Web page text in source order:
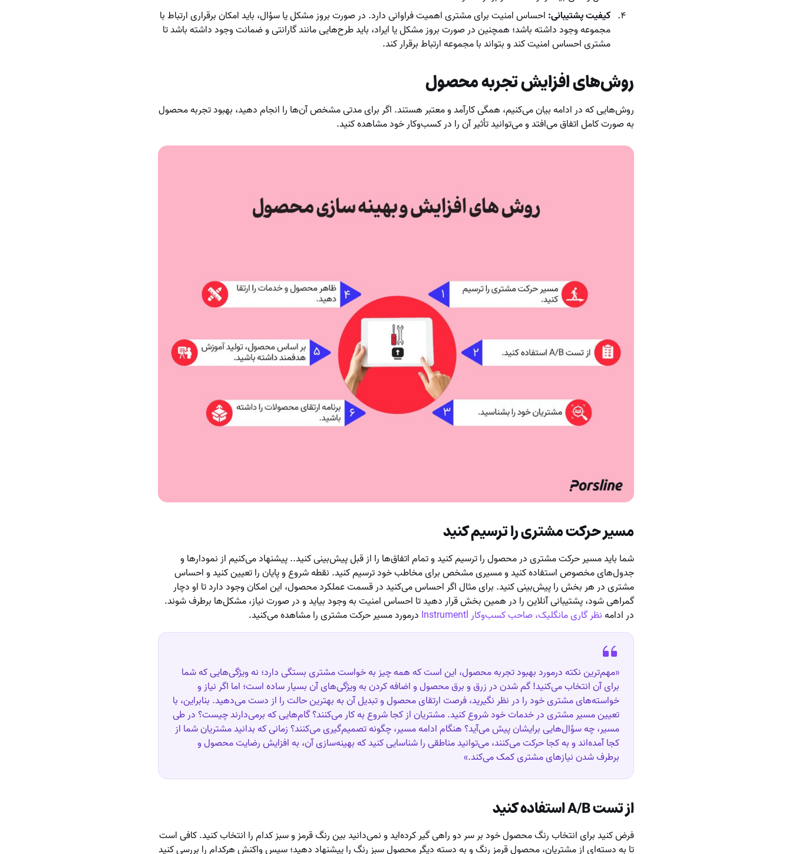
کیفیت پشتیبانی: احساس امنیت برای مشتری اهمیت فراوانی دارد. در صورت بروز مشکل یا سؤال، باید امکان برقراری ارتباط با
مجموعه وجود داشته باشد؛ همچنین در صورت بروز مشکل یا ایراد، باید طرح‌هایی مانند گارانتی و ضمانت وجود داشته باشد تا
مشتری احساس امنیت کند و بتواند با مجموعه ارتباط برقرار کند.
روش‌های افزایش تجربه محصول
روش‌هایی که در ادامه بیان می‌کنیم، همگی کارآمد و معتبر هستند. اگر برای مدتی مشخص آن‌ها را انجام دهید، بهبود تجربه محصول
به صورت کامل اتفاق می‌افتد و می‌توانید تأثیر آن را در کسب‌وکار خود مشاهده کنید.
مسیر حرکت مشتری را ترسیم کنید
شما باید مسیر حرکت مشتری در محصول را ترسیم کنید و تمام اتفاق‌ها را از قبل پیش‌بینی کنید.. پیشنهاد می‌کنیم از نمودار‌ها و
جدول‌های مخصوص استفاده کنید و مسیری مشخص برای مخاطب خود ترسیم کنید. نقطه شروع و پایان را تعیین کنید و احساس
مشتری در هر بخش را پیش‌بینی کنید. برای مثال اگر احساس می‌کنید در قسمت عملکرد محصول، این امکان وجود دارد تا او دچار
گمراهی شود، پشتیبانی آنلاین را در همین بخش قرار دهید تا احساس امنیت به وجود بیاید و در صورت نیاز، مشکل‌ها برطرف شوند.
در ادامهنظر گاری مانگلیک، صاحب کسب‌وکار Instrumentl درمورد مسیر حرکت مشتری را مشاهده می‌کنید.
«مهم‌ترین نکته درمورد بهبود تجربه محصول، این است که همه چیز به خواست مشتری بستگی دارد؛ نه ویژگی‌هایی که شما
برای آن انتخاب می‌کنید! گم شدن در زرق و برق محصول و اضافه کردن به ویژگی‌های آن بسیار ساده است؛ اما اگر نیاز و
خواسته‌های مشتری خود را در نظر نگیرید، فرصت ارتقای محصول و تبدیل آن به بهترین حالت را از دست می‌دهید. بنابراین، با
تعیین مسیر مشتری در خدمات خود شروع کنید. مشتریان از کجا شروع به کار می‌کنند؟ گام‌هایی که برمی‌دارند چیست؟ در طی
مسیر، چه سؤال‌هایی برایشان پیش می‌آید؟ هنگام ادامه مسیر، چگونه تصمیم‌گیری می‌کنند؟ زمانی که بدانید مشتریان شما از
کجا آمده‌اند و به کجا حرکت می‌کنند، می‌توانید مناطقی را شناسایی کنید که بهینه‌سازی آن، به افزایش رضایت محصول و
برطرف شدن نیازهای مشتری کمک می‌کند.»
از تست A/B استفاده کنید
فرض کنید برای انتخاب رنگ محصول خود بر سر دو راهی گیر کرده‌اید و نمی‌دانید بین رنگ قرمز و سبز کدام را انتخاب کنید. کافی است
تا به دسته‌ای از مشتریان، محصول قرمز رنگ و به دسته دیگر محصول سبز رنگ را پیشنهاد دهید؛ سپس واکنش هرکدام را بررسی کنید